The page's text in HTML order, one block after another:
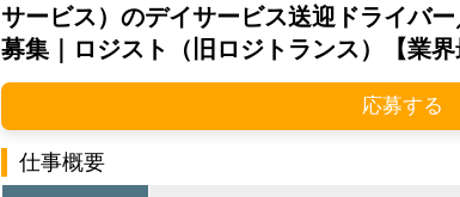
サービス）のデイサービス送迎ドライバー
募集｜ロジスト（旧ロジトランス）【業界
応募する
仕事概要